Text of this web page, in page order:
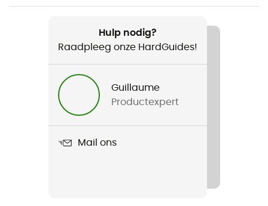
Heren / Dames
Reactor w/ Drawcord
Gebruikte Technologieën
Hulp nodig?
Raadpleeg onze HardGuides!
Guillaume
Productexpert
Mail ons